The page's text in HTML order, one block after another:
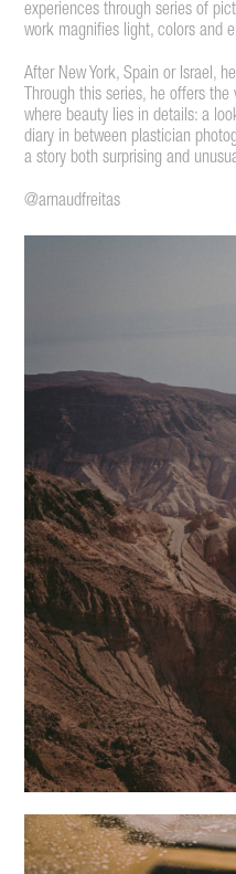
experiences through series of
work magnifies light, colors and
After New York, Spain or Israel,
Through this series, he offers
where beauty lies in details: a
diary in between plastician
a story both surprising and
@arnaudfreitas